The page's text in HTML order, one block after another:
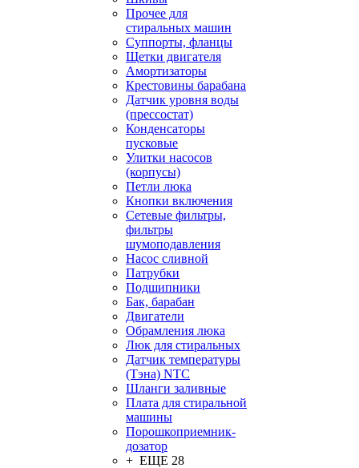
Прочее для
стиральных машин
Суппорты, фланцы
Щетки двигателя
Амортизаторы
Крестовины барабана
Датчик уровня воды
(прессостат)
Конденсаторы
пусковые
Улитки насосов
(корпусы)
Петли люка
Кнопки включения
Сетевые фильтры,
фильтры
шумоподавления
Насос сливной
Патрубки
Подшипники
Бак, барабан
Двигатели
Обрамления люка
Люк для стиральных
Датчик температуры
(Тэна) NTC
Шланги заливные
Плата для стиральной
машины
Порошкоприемник-
дозатор
+ ЕЩЕ 28